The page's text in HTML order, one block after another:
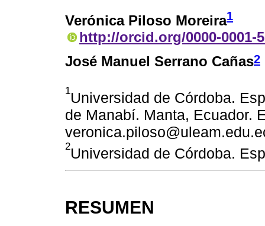
Verónica Piloso Moreira1
http://orcid.org/0000-0001-
José Manuel Serrano Cañas2
1Universidad de Córdoba.
de Manabí. Manta, Ecuador.
2Universidad de Córdoba.
RESUMEN